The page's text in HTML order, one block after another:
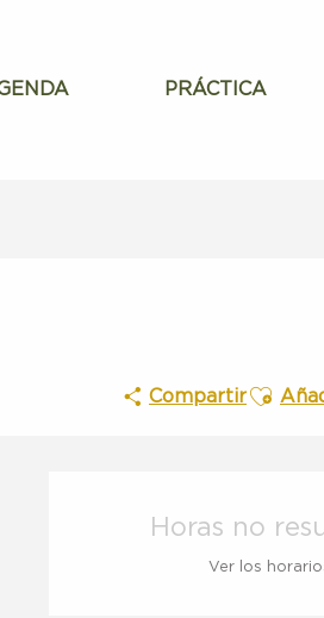
PRÁCTICA
CompartirAjouter
Horarios y
Horas no
Ver los